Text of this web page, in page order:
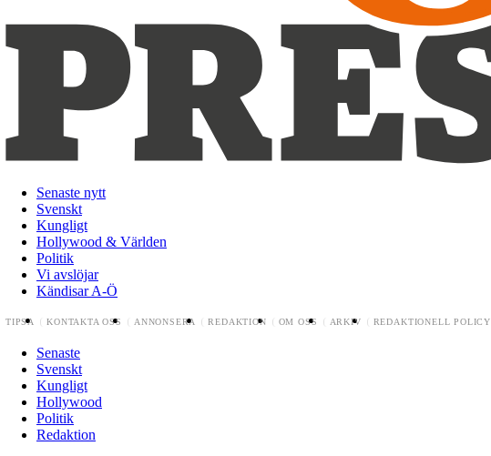
Senaste nytt
Svenskt
Kungligt
Hollywood & Världen
Politik
Vi avslöjar
Kändisar A-Ö
TIPSA KONTAKTA OSS ANNONSERA REDAKTION OM OSS ARKIV REDAKTIONELL POLICY
Senaste
Svenskt
Kungligt
Hollywood
Politik
Redaktion